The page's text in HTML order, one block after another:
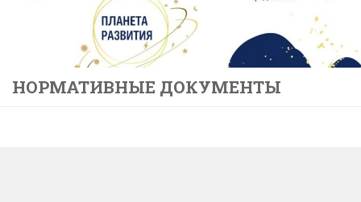
НОРМАТИВНЫЕ ДОКУМЕНТЫ